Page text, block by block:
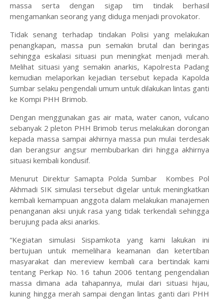
massa serta dengan sigap tim tindak berhasil
mengamankan seorang yang diduga menjadi provokator.
Tidak senang terhadap tindakan Polisi yang melakukan
penangkapan, massa pun semakin brutal dan beringas
sehingga eskalasi situasi pun meningkat menjadi merah.
Melihat situasi yang semakin anarkis, Kapolresta Padang
kemudian melaporkan kejadian tersebut kepada Kapolda
Sumbar selaku pengendali umum untuk dilakukan lintas ganti
ke Kompi PHH Brimob.
Dengan menggunakan gas air mata, water canon, vulcano
sebanyak 2 pleton PHH Brimob terus melakukan dorongan
kepada massa sampai akhirnya massa pun mulai terdesak
dan berangsur angsur membubarkan diri hingga akhirnya
situasi kembali kondusif.
Menurut Direktur Samapta Polda Sumbar Kombes Pol
Akhmadi SIK simulasi tersebut digelar untuk meningkatkan
kembali kemampuan anggota dalam melakukan manajemen
penanganan aksi unjuk rasa yang tidak terkendali sehingga
berujung pada aksi anarkis.
“Kegiatan simulasi Sispamkota yang kami lakukan ini
bertujuan untuk memelihara keamanan dan ketertiban
masyarakat dan mereview kembali cara bertindak kami
tentang Perkap No. 16 tahun 2006 tentang pengendalian
massa dimana ada tahapannya, mulai dari situasi hijau,
kuning hingga merah sampai dengan lintas ganti dari PHH